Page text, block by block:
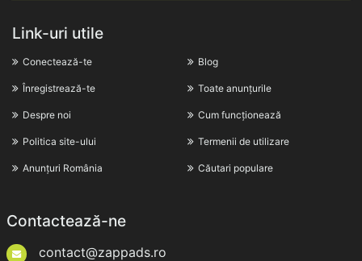
Link-uri utile
Conectează-te
Înregistrează-te
Despre noi
Politica site-ului
Anunțuri România
Blog
Toate anunțurile
Cum funcționează
Termenii de utilizare
Căutari populare
Contactează-ne
contact@zappads.ro